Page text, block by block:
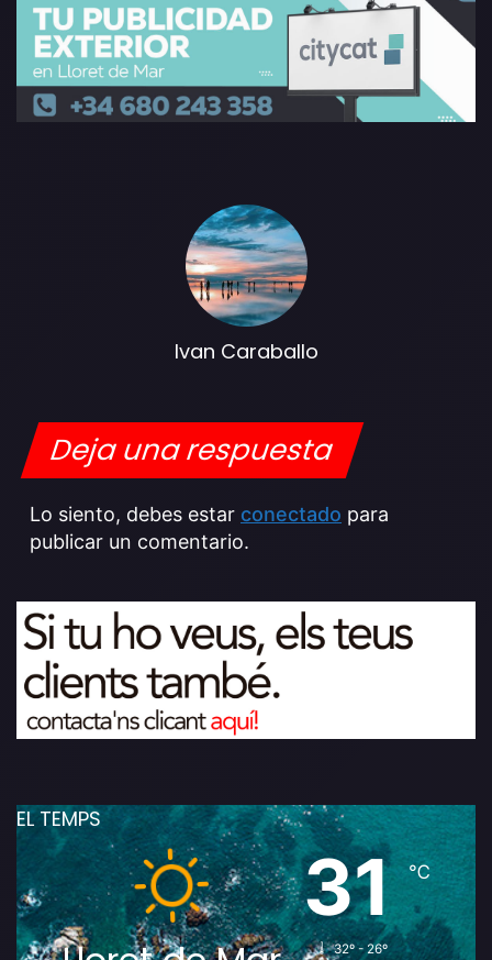
Ivan Caraballo
Deja una respuesta
Lo siento, debes estar conectado para
publicar un comentario.
EL TEMPS
31℃
32º - 26º